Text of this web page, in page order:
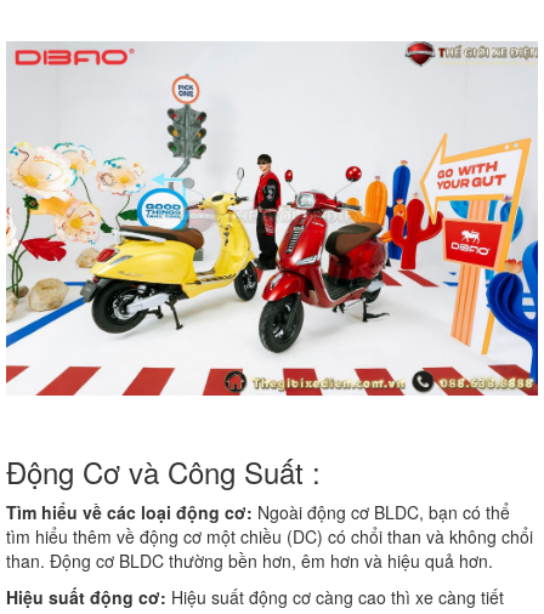
Động Cơ và Công Suất :
Tìm hiểu về các loại động cơ: Ngoài động cơ BLDC, bạn có thể
tìm hiểu thêm về động cơ một chiều (DC) có chổi than và không chổi
than. Động cơ BLDC thường bền hơn, êm hơn và hiệu quả hơn.
Hiệu suất động cơ: Hiệu suất động cơ càng cao thì xe càng tiết